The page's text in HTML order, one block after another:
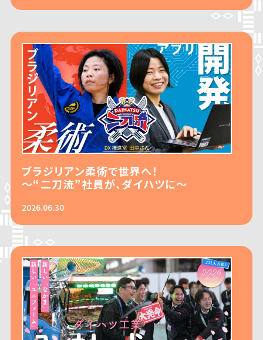
動画で順次配信します。
ブラジリアン柔術で世界へ！
～“二刀流”社員が、ダイハツに～
2026.06.30